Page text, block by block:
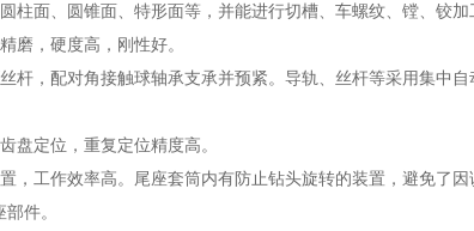
柱面、圆锥面、特形面等，并能进行切槽、车螺纹、镗、铰加
磨，硬度高，刚性好。
杆，配对角接触球轴承支承并预紧。导轨、丝杆等采用集中自
盘定位，重复定位精度高。
，工作效率高。尾座套筒内有防止钻头旋转的装置，避免了
件。